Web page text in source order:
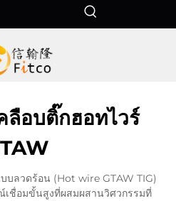
ลือบติ๊กฮอทไวร์
บลวดร้อน (Hot wire GTAW TIG)
ชื่อมขั้นสูงที่ผสมผสานวิศวกรรมที่